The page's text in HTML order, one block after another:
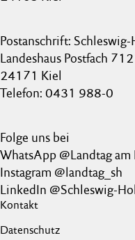
Postanschrift:
Landeshaus Postfach
24171 Kiel
Telefon: 0431 988-0
Folge uns bei
WhatsApp @Landtag am
Instagram @landtag_sh
LinkedIn @Schleswig-
Kontakt
Datenschutz